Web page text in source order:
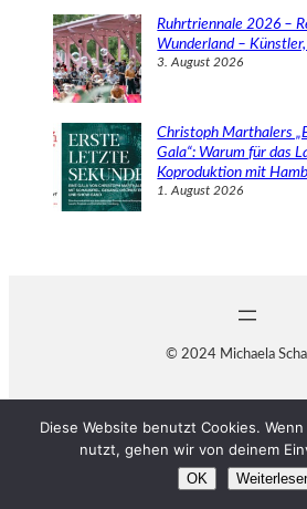
Ruhrtriennale 2026 –
Wunderland –
3. August 2026
Christoph Marthalers
Gala“: Warum für das
Koproduktion mit
1. August 2026
© 2024 Michaela
Diese Website benutzt Cookies.
nutzt, gehen wir von deinem
OK